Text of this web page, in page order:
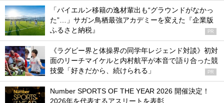
「バイエルン移籍の逸材輩出も“グラウンドがなかっ
た”…」サガン鳥栖最強アカデミーを変えた『企業版
ふるさと納税』
PR
《ラグビー界と体操界の同学年レジェンド対談》初対
面のリーチマイケルと内村航平が本音で語り合った競
技愛「好きだから、続けられる」
PR
Number SPORTS OF THE YEAR 2026 開催決定！
2026年を代表するアスリートを表彰